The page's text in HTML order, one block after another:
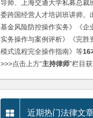
导师、上海交通大学私募总裁
委跨国经营人才培训班讲师。
基金风险防控操作实务》《企
实务操作与案例评析》《完胜
模式流程完全操作指南》等16
>>>点击上方“主持律师”栏目
近期热门法律文